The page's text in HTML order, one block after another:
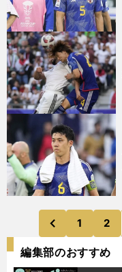
前
1 2
編集部のおすすめ